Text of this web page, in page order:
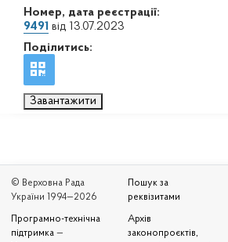
Номер, дата реєстрації:
9491 від 13.07.2023
Поділитись:
Завантажити
© Верховна Рада
України 1994—2026
Програмно-технічна
підтримка —
Пошук за
реквізитами
Архів
законопроєктів,